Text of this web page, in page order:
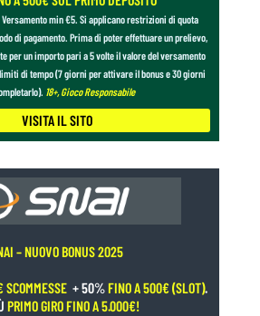
min €5. Si applicano restrizioni di quota
di pagamento. Prima di poter effettuare un prelievo,
per un importo pari a 5 volte il valore del versamento
di tempo (7 giorni per attivare il bonus e 30 giorni
18+, Gioco Responsabile
VISITA IL SITO
– NUOVO BONUS 2025
+ 50%FINO A 500€ (SLOT).
PRIMO GIRO FINO A 5.000€!